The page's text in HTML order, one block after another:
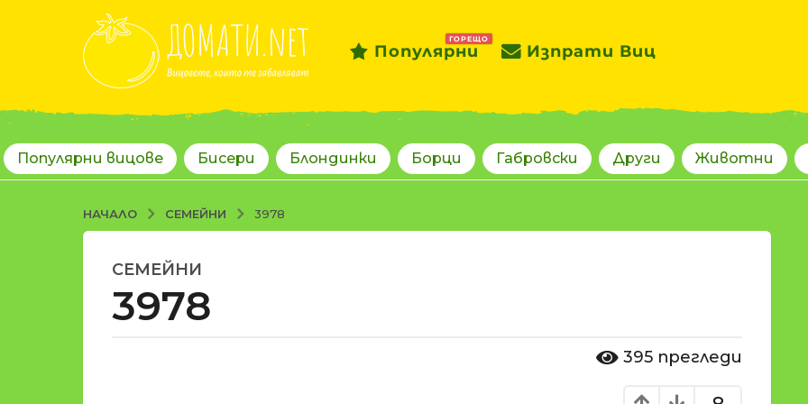
Популярни
ГОРЕЩО
Изпрати Виц
Популярни вицове Бисери Блондинки Борци Габровски Други Животни
НАЧАЛО СЕМЕЙНИ 3978
1
8
г
СЕМЕЙНИ
3978
395 прегледи